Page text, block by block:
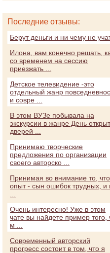
Последние отзывы:
Берут деньги и ни чему не
Илона, вам конечно решать,
со временем на сессию
приезжать ...
Детское телевидение -это
отдельный жанр
и совре ...
В этом ВУЗе побывала на
экскурсии в жанре День
дверей ...
Принимаю творческие
предложения по организации
своего авторско ...
Принимая во внимание то,
опыт - сын ошибок трудных, и
Очень интересно! Уже в этом
чате вы найдете пример того,
м ...
Современный авторский
прогресс состоит в том, что я